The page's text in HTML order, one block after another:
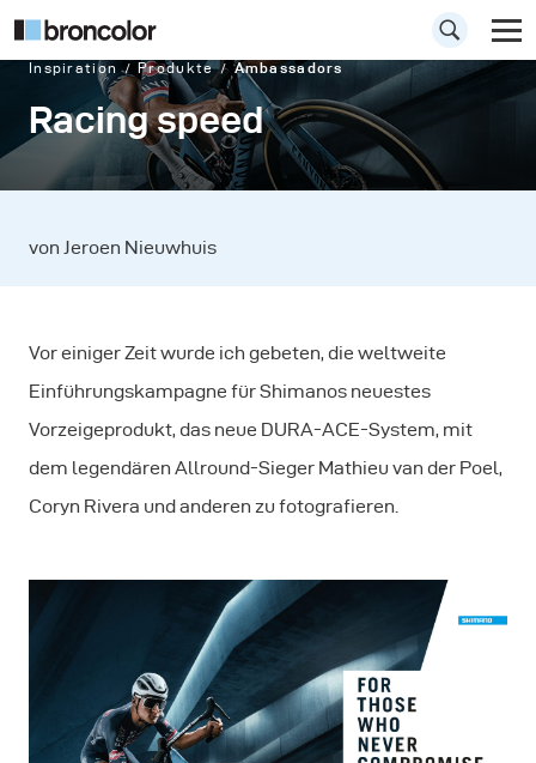
Inspiration Produkte Ambassadors
Racing speed
von Jeroen Nieuwhuis
Vor einiger Zeit wurde ich gebeten, die weltweite
Einführungskampagne für Shimanos neuestes
Vorzeigeprodukt, das neue DURA-ACE-System, mit
dem legendären Allround-Sieger Mathieu van der Poel,
Coryn Rivera und anderen zu fotografieren.